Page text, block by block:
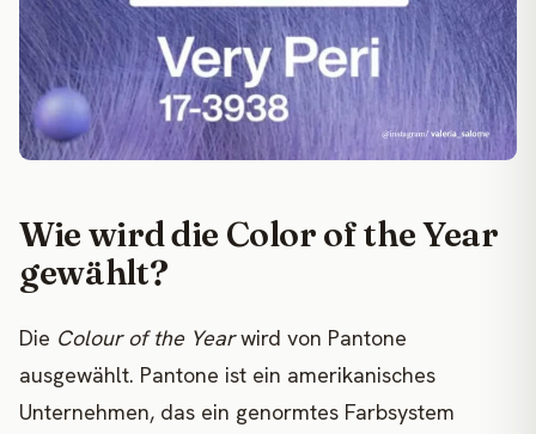
Wie wird die Color of the Year
gewählt?
Die Colour of the Yearwird von Pantone
ausgewählt. Pantone ist ein amerikanisches
Unternehmen, das ein genormtes Farbsystem